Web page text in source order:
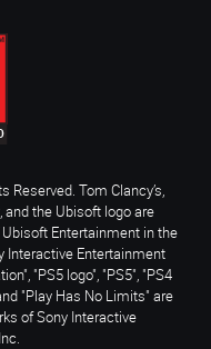
Tom Clancy’s,
and the Ubisoft logo are
Entertainment in the
Interactive Entertainment
"PS5 logo", "PS5", "PS4
"Play Has No Limits" are
of Sony Interactive